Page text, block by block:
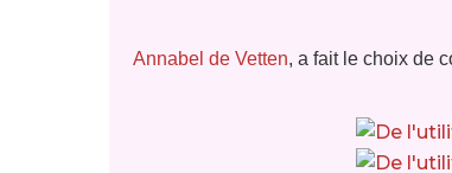
Annabel de Vetten, a fait le choix de